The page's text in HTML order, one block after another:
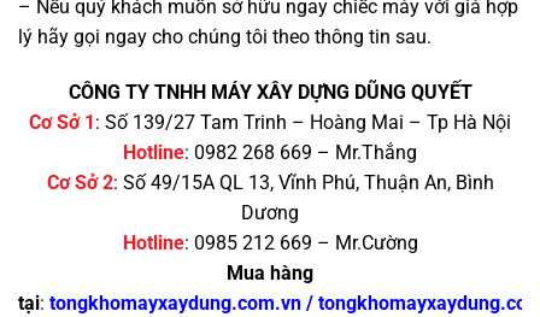
– Nếu quý khách muốn sở hữu ngay chiếc máy với giá hợp
lý hãy gọi ngay cho chúng tôi theo thông tin sau.
CÔNG TY TNHH MÁY XÂY DỰNG DŨNG QUYẾT
Cơ Sở 1: Số 139/27 Tam Trinh – Hoàng Mai – Tp Hà Nội
Hotline: 0982 268 669 – Mr.Thắng
Cơ Sở 2: Số 49/15A QL 13, Vĩnh Phú, Thuận An, Bình
Dương
Hotline: 0985 212 669 – Mr.Cường
Mua hàng
tại: tongkhomayxaydung.com.vn /